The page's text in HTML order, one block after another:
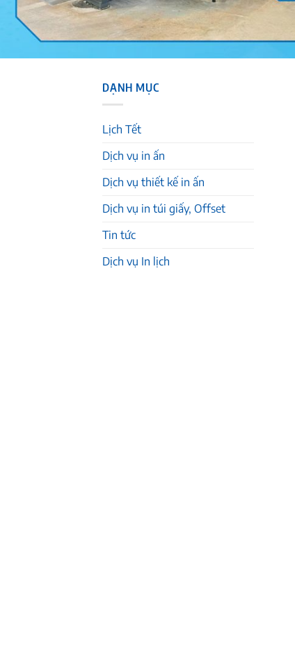
DẠNH MỤC
Lịch Tết
Dịch vụ in ấn
Dịch vụ thiết kế in ấn
Dịch vụ in túi giấy, Offset
Tin tức
Dịch vụ In lịch